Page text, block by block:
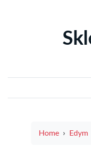
Home Edym